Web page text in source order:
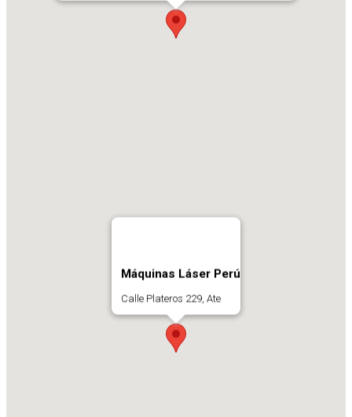
Máquinas Láser Perú
Calle Plateros 229, Ate